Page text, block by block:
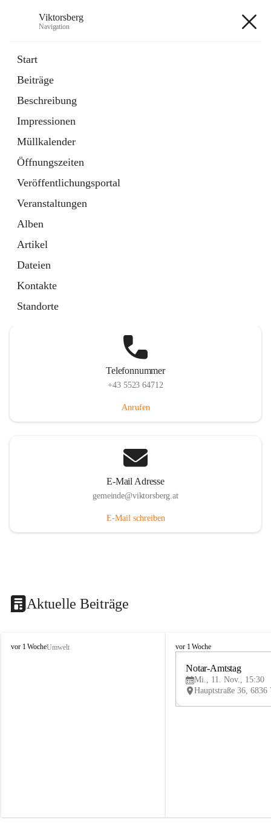
Viktorsberg
Navigation
Start
Beiträge
Beschreibung
Impressionen
Müllkalender
Öffnungszeiten
Veröffentlichungsportal
Veranstaltungen
Alben
Artikel
Dateien
Kontakte
Standorte
1 Schnellzugriff
Bürgerservice
10 Schnellzugriffe
Telefonnummer
+43 5523 64712
Anrufen
E-Mail Adresse
gemeinde@viktorsberg.at
E-Mail schreiben
Aktuelle Beiträge
V
vor 1 WocheUmwelt
V
vor 1 Woche
Notar-Amtstag
Mi., 11. Nov., 15:30